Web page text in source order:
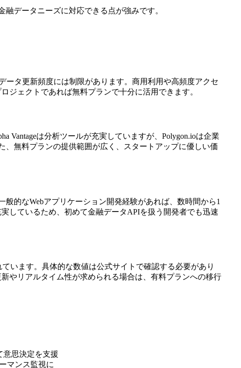
データニーズに対応できる点が強みです。
タ更新頻度には制限があります。商用利用や高頻度アクセ
ジェクトであれば無料プランで十分に活用できます。
Vantageは分析ツールが充実していますが、Polygon.ioは企業
無料プランの提供範囲が広く、スタートアップに優しい価
的なWebアプリケーション開発経験があれば、数時間から1
しているため、初めて金融データAPIを扱う開発者でも迅速
います。具体的な数値は公式サイトで確認する必要があり
やリアルタイム性が求められる場合は、有料プランへの移行
意思決定を支援
マンス監視に